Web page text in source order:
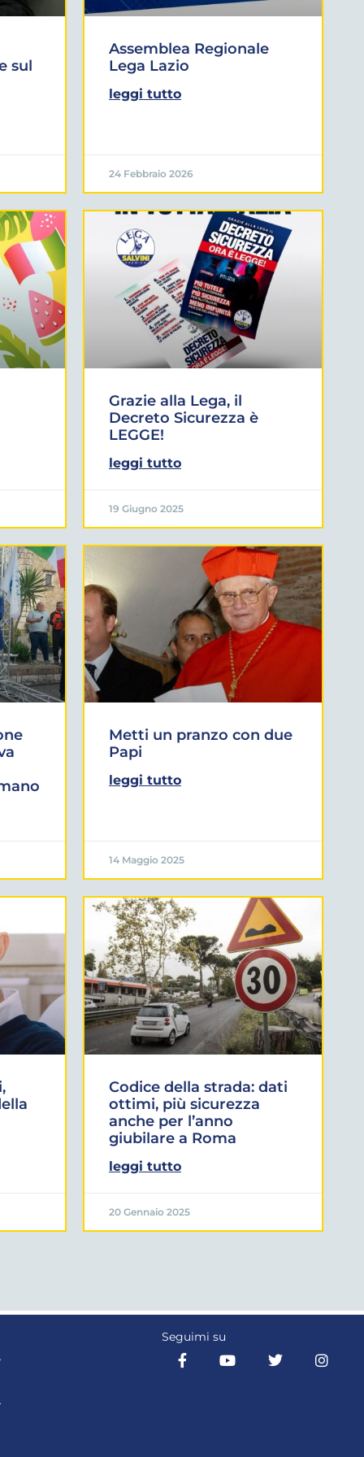
sul
Assemblea Regionale
Lega Lazio
leggi tutto
24 Febbraio 2026
Grazie alla Lega, il
Decreto Sicurezza è
LEGGE!
leggi tutto
19 Giugno 2025
Metti un pranzo con due
Papi
leggi tutto
14 Maggio 2025
Codice della strada: dati
ottimi, più sicurezza
anche per l’anno
giubilare a Roma
leggi tutto
20 Gennaio 2025
Seguimi su